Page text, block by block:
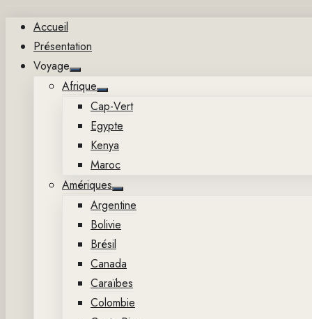
contenu
Accueil
Présentation
Voyage
Show
sub
menu
Afrique
Show
sub
menu
Cap-Vert
Egypte
Kenya
Maroc
Amériques
Show
sub
Argentine
Bolivie
Brésil
Canada
Caraïbes
Colombie